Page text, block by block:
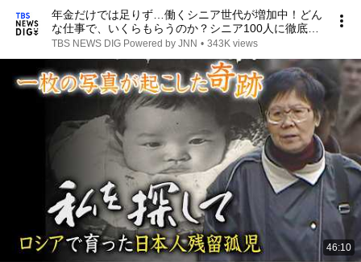
年金だけでは足りず…働くシニア世代が増加中！どん
な仕事で、いくらもらうのか？シニア100人に徹底調
査！【Nスタ】｜TBS NEWS DIG
TBS NEWS DIG Powered by JNN • 343K views
46:10